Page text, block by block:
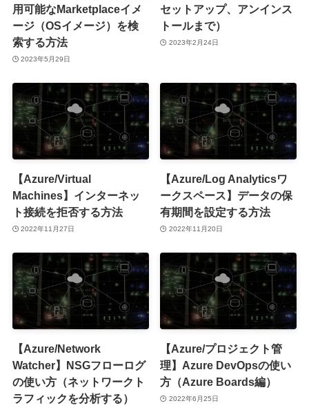
用可能なMarketplaceイメ
ージ（OSイメージ）を検
索する方法
2023年5月29日
セットアップ、アンインス
トールまで）
2023年2月24日
【Azure/Virtual
Machines】インターネッ
ト接続を拒否する方法
2022年11月27日
【Azure/Log Analyticsワ
ークスペース】データの保
有期間を設定する方法
2022年11月20日
【Azure/Network
Watcher】NSGフローログ
の使い方（ネットワークト
ラフィックを分析する）
【Azure/プロジェクト管
理】Azure DevOpsの使い
方（Azure Boards編）
2022年6月25日